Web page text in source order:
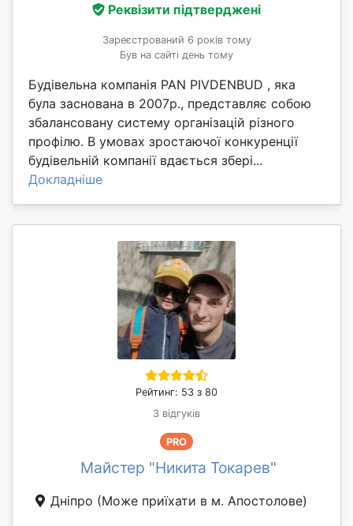
Реквізити підтверджені
Зареєстрований 6 років тому
Був на сайті день тому
Будівельна компанія PAN PIVDENBUD , яка
була заснована в 2007р., представляє собою
збалансовану систему організацій різного
профілю. В умовах зростаючої конкуренції
будівельній компанії вдається збері...
Докладніше
Рейтинг: 53 з 80
3 відгуків
PRO
Майстер "Никита Токарев"
Дніпро (Може приїхати в м. Апостолове)